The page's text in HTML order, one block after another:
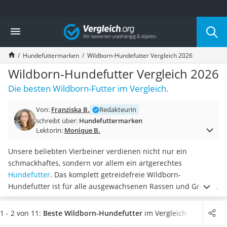
Die beliebtesten Vergleiche nach Kategorie
Drogerie
Inhalator
Haarschneider
Rollator
Braun Rasierer
Katzenklappe (Chip)
Masturbator
Massagepistole
Reisehaartrockner
Eiweißpulver
Magnesiumpräparat
Katzenklappe
Nackenmassagegerät
Zeckenschutz Katze
Vergleich
Hundefuttermarken Wildborn-Hundefutter Vergleich 2026
Wildborn-Hundefutter Vergleich 2026
Die besten Wildborn-Futter im Vergleich.
Von: Franziska B.
Redakteurin
schreibt über: Hundefuttermarken
Lektorin: Monique B.
Unsere beliebten Vierbeiner verdienen nicht nur ein
schmackhaftes, sondern vor allem ein artgerechtes
Hundefutter. Das komplett getreidefreie Wildborn-
Hundefutter ist für alle ausgewachsenen Rassen und Größen
sowiefür ernährungssensible und Hunde mit Futterallergien
aufgrund seiner hypoallergenen Zusammensetzung bestens
1 - 2 von 11: Beste Wildborn-Hundefutter im Vergleich